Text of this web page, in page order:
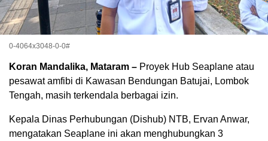
0-4064x3048-0-0#
Koran Mandalika, Mataram – Proyek Hub Seaplane atau
pesawat amfibi di Kawasan Bendungan Batujai, Lombok
Tengah, masih terkendala berbagai izin.
Kepala Dinas Perhubungan (Dishub) NTB, Ervan Anwar,
mengatakan Seaplane ini akan menghubungkan 3